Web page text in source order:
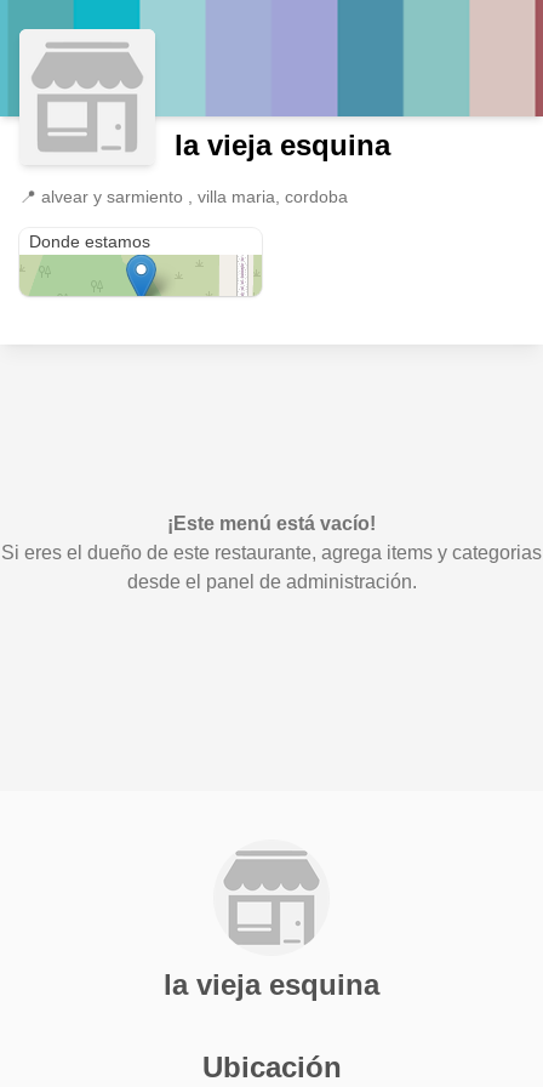
la vieja esquina
📍 alvear y sarmiento , villa maria, cordoba
Donde estamos
¡Este menú está vacío!
Si eres el dueño de este restaurante, agrega items y categorias
desde el panel de administración.
la vieja esquina
Ubicación